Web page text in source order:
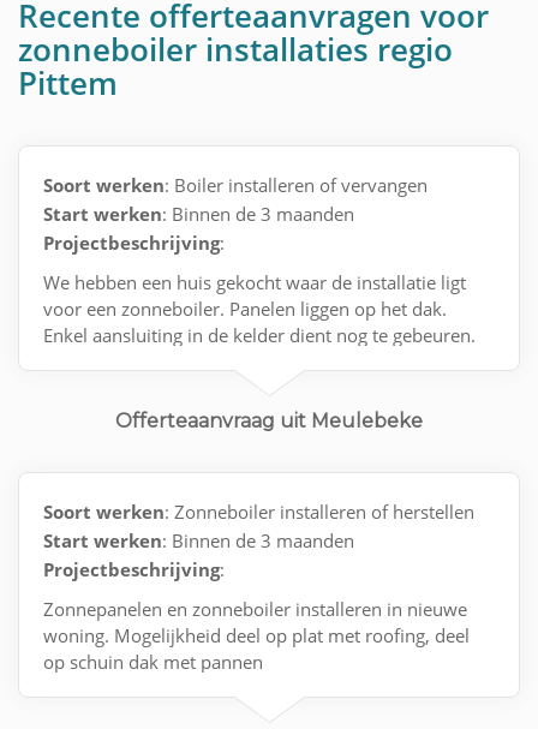
Recente offerteaanvragen voor
zonneboiler installaties regio
Pittem
Soort werken: Boiler installeren of vervangen
Start werken: Binnen de 3 maanden
Projectbeschrijving:
We hebben een huis gekocht waar de installatie ligt
voor een zonneboiler. Panelen liggen op het dak.
Enkel aansluiting in de kelder dient nog te gebeuren.
Offerteaanvraag uit Meulebeke
Soort werken: Zonneboiler installeren of herstellen
Start werken: Binnen de 3 maanden
Projectbeschrijving:
Zonnepanelen en zonneboiler installeren in nieuwe
woning. Mogelijkheid deel op plat met roofing, deel
op schuin dak met pannen